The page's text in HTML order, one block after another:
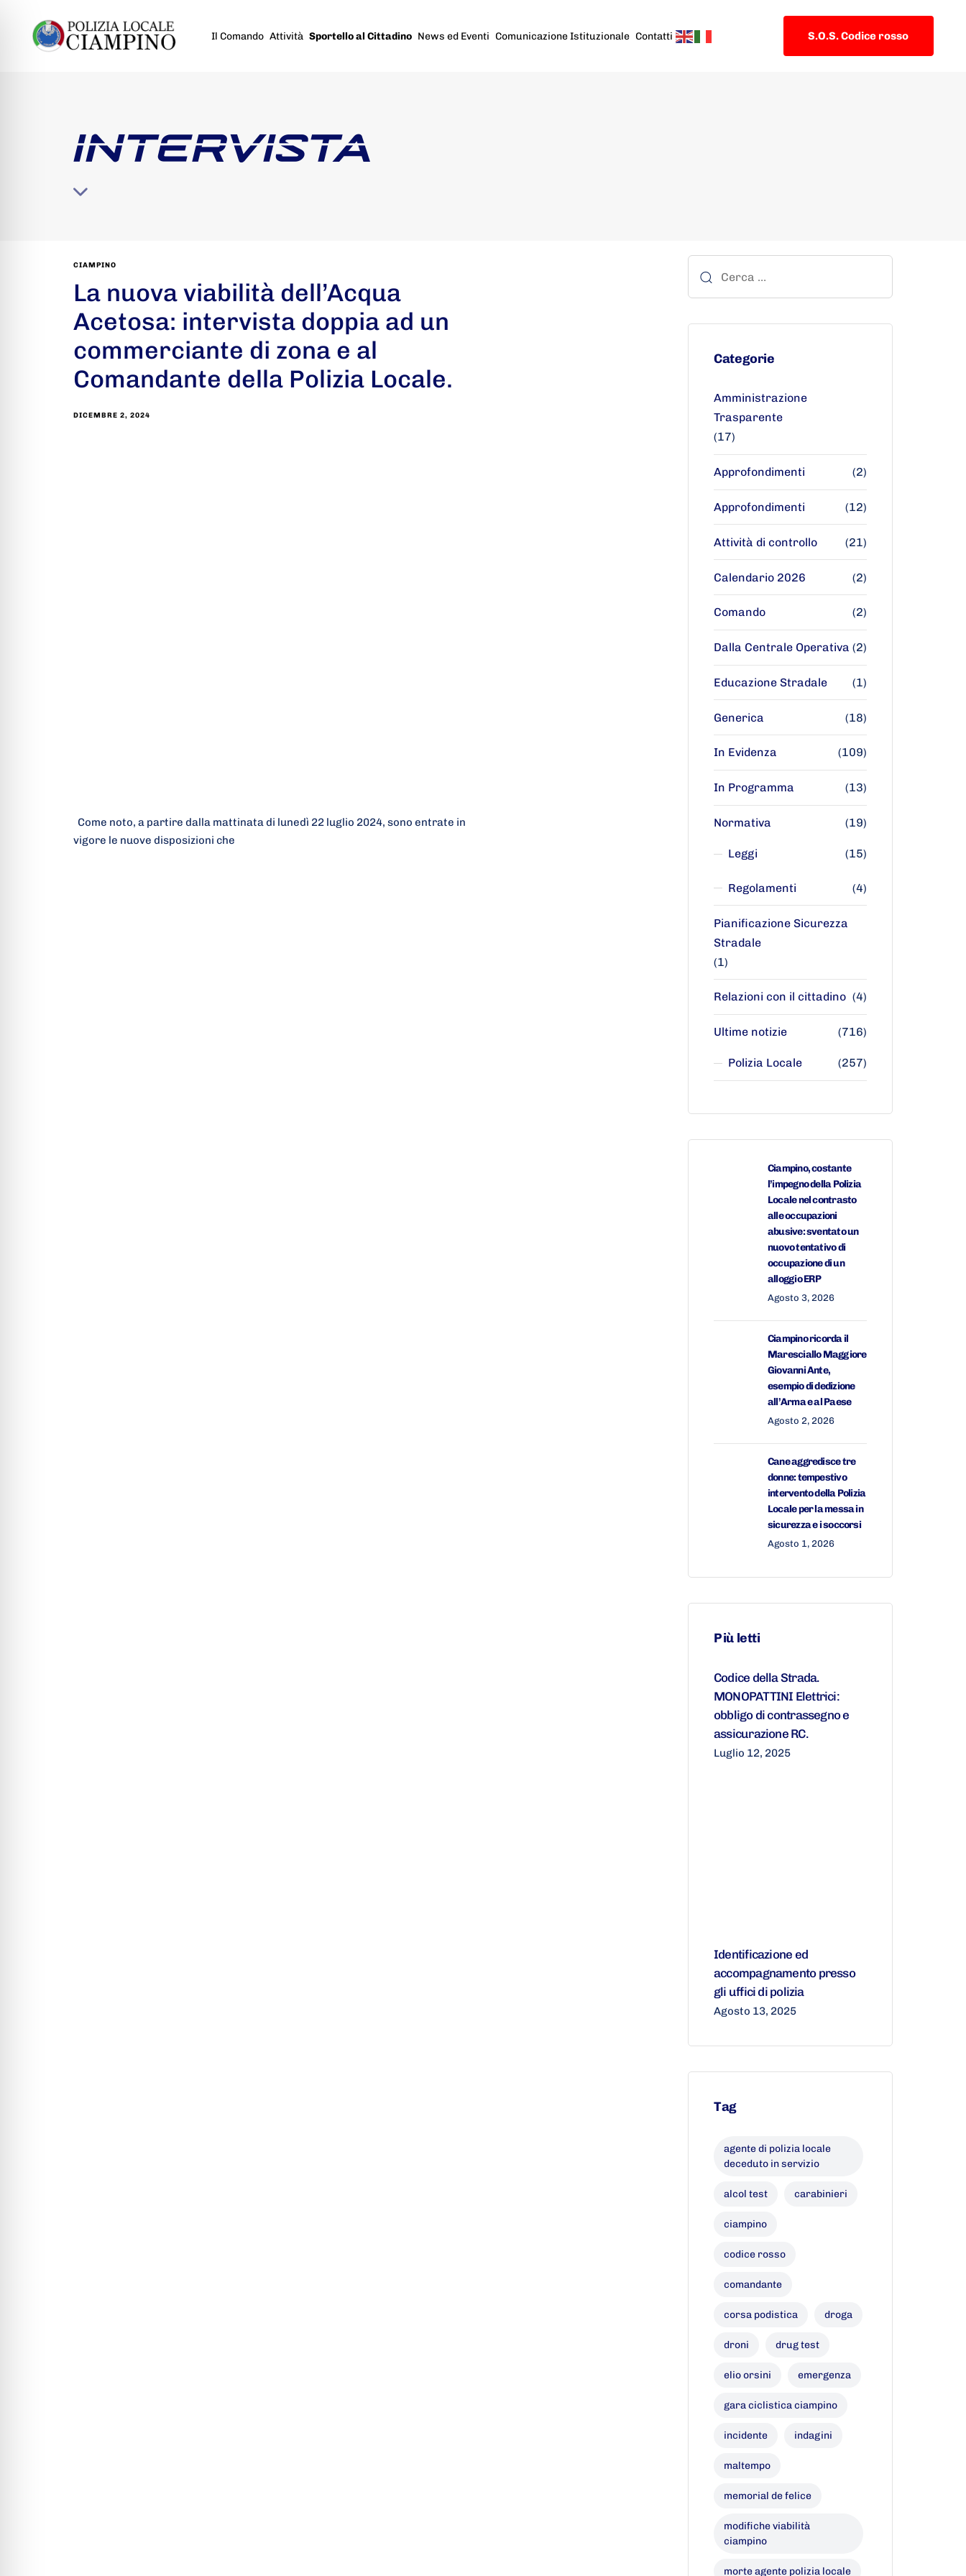
Il Comando Attività Sportello al Cittadino News ed Eventi Comunicazione Istituzionale Contatti S.O.S. Codice rosso
INTERVISTA
CIAMPINO
La nuova viabilità dell’Acqua
Acetosa: intervista doppia ad un
commerciante di zona e al
Comandante della Polizia Locale.
DICEMBRE 2, 2024
Come noto, a partire dalla mattinata di lunedì 22 luglio 2024, sono entrate in
vigore le nuove disposizioni che
Categorie
Amministrazione
Trasparente
(17)
Approfondimenti (2)
Approfondimenti (12)
Attività di controllo (21)
Calendario 2026 (2)
Comando (2)
Dalla Centrale Operativa (2)
Educazione Stradale (1)
Generica (18)
In Evidenza (109)
In Programma (13)
Normativa (19)
Leggi (15)
Regolamenti (4)
Pianificazione Sicurezza
Stradale
(1)
Relazioni con il cittadino (4)
Ultime notizie (716)
Polizia Locale (257)
Ciampino, costante
l’impegno della Polizia
Locale nel contrasto
alle occupazioni
abusive: sventato un
nuovo tentativo di
occupazione di un
alloggio ERP
Agosto 3, 2026
Ciampino ricorda il
Maresciallo Maggiore
Giovanni Ante,
esempio di dedizione
all’Arma e al Paese
Agosto 2, 2026
Cane aggredisce tre
donne: tempestivo
intervento della Polizia
Locale per la messa in
sicurezza e i soccorsi
Agosto 1, 2026
Più letti
Codice della Strada.
MONOPATTINI Elettrici:
obbligo di contrassegno e
assicurazione RC.
Luglio 12, 2025
Identificazione ed
accompagnamento presso
gli uffici di polizia
Agosto 13, 2025
Tag
agente di polizia locale
deceduto in servizio
alcol test carabinieri
ciampino
codice rosso
comandante
corsa podistica droga
droni drug test
elio orsini emergenza
gara ciclistica ciampino
incidente indagini
maltempo
memorial de felice
modifiche viabilità
ciampino
morte agente polizia locale